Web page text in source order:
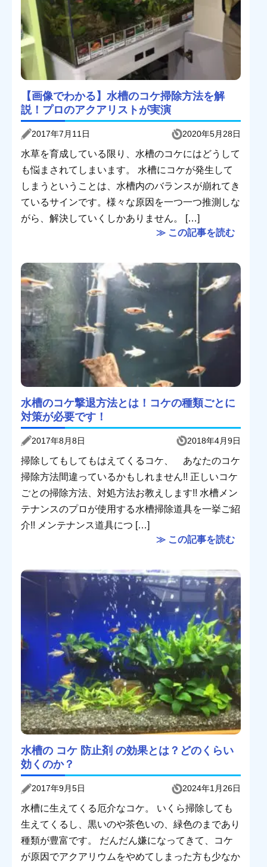
【画像でわかる】水槽のコケ掃除方法を解
説！プロのアクアリストが実演
2017年7月11日 2020年5月28日
水草を育成している限り、水槽のコケにはどうして
も悩まされてしまいます。 水槽にコケが発生して
しまうということは、水槽内のバランスが崩れてき
ているサインです。様々な原因を一つ一つ推測しな
がら、解決していくしかありません。 […]
≫ この記事を読む
水槽のコケ撃退方法とは！コケの種類ごとに
対策が必要です！
2017年8月8日 2018年4月9日
掃除してもしてもはえてくるコケ、 あなたのコケ
掃除方法間違っているかもしれません!! 正しいコケ
ごとの掃除方法、対処方法お教えします!! 水槽メン
テナンスのプロが使用する水槽掃除道具を一挙ご紹
介!! メンテナンス道具につ […]
≫ この記事を読む
水槽の コケ 防止剤 の効果とは？どのくらい
効くのか？
2017年9月5日 2024年1月26日
水槽に生えてくる厄介なコケ。 いくら掃除しても
生えてくるし、黒いのや茶色いの、緑色のまであり
種類が豊富です。 だんだん嫌になってきて、コケ
が原因でアクアリウムをやめてしまった方も少なか